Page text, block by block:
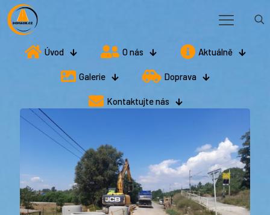
Úvod O nás Aktuálně
Galerie Doprava
Kontaktujte nás